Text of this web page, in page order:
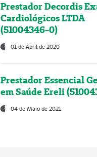
Prestador Decordis
Cardiológicos LTDA
(51004346-0)
01 de Abril de 2020
Prestador Essencial
em Saúde Ereli
04 de Maio de 2021